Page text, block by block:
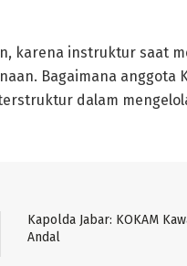
karena instruktur saat
Bagaimana anggota
dalam
Kapolda Jabar: KOKAM
Andal